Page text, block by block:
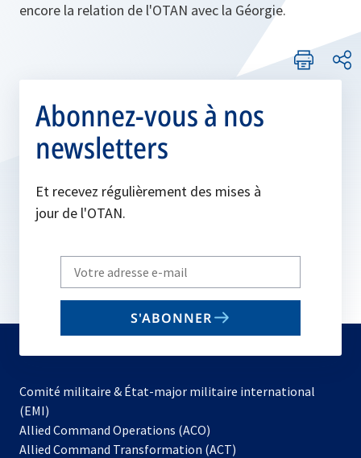
encore la relation de l'OTAN avec la Géorgie.
Abonnez-vous à nos
newsletters
Et recevez régulièrement des mises à
jour de l'OTAN.
Write
your
email
S'ABONNER
Comité militaire & État-major militaire international
(EMI)
Allied Command Operations (ACO)
dans
Allied Command Transformation (ACT)